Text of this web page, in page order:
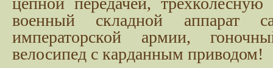
военный складной аппарат
императорской армии,
велосипед с карданным приводом!